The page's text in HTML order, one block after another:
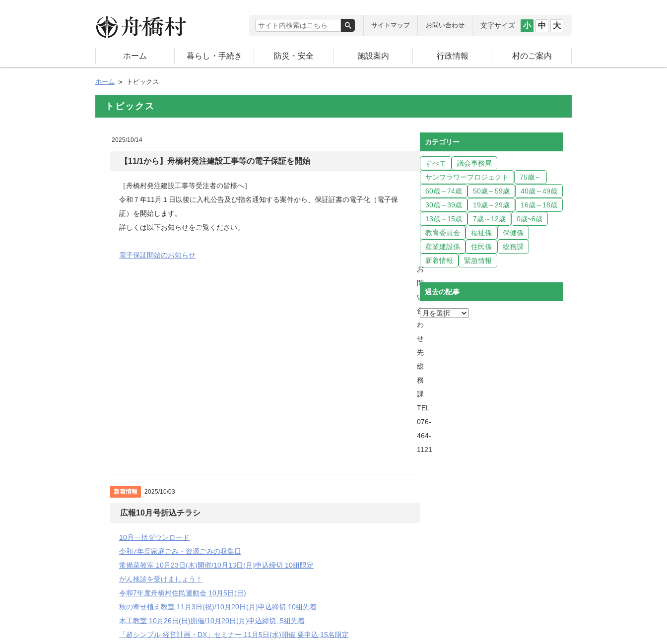
サイトマップ お問い合わせ 文字サイズ 小 中 大
ホーム 暮らし・手続き 防災・安全 施設案内 行政情報 村のご案内
ホーム トピックス
トピックス
2025/10/14
【11/1から】舟橋村発注建設工事等の電子保証を開始
［舟橋村発注建設工事等受注者の皆様へ］
令和７年11月１日以後に入札公告及び指名通知する案件から、保証証書の電子化（電子保
証）を開始します。
詳しくは以下お知らせをご覧ください。
電子保証開始のお知らせ
お
問
い
合
わ
せ
先
総
務
課
TEL
076-
464-
1121
新着情報 2025/10/03
広報10月号折込チラシ
10月一括ダウンロード
令和7年度家庭ごみ・資源ごみの収集日
常備菜教室 10月23日(木)開催/10月13日(月)申込締切 10組限定
がん検診を受けましょう！
令和7年度舟橋村住民運動会 10月5日(日)
秋の寄せ植え教室 11月3日(祝)/10月20日(月)申込締切 10組先着
木工教室 10月26日(日)開催/10月20日(月)申込締切 5組先着
「超シンプル 経営計画・DX」セミナー 11月5日(水)開催 要申込 15名限定
カテゴリー
すべて
議会事務局
サンフラワープロジェクト
75歳～
60歳～74歳
50歳～59歳
40歳～49歳
30歳～39歳
19歳～29歳
16歳～18歳
13歳～15歳
7歳～12歳
0歳~6歳
教育委員会
福祉係
保健係
産業建設係
住民係
総務課
新着情報
緊急情報
過去の記事